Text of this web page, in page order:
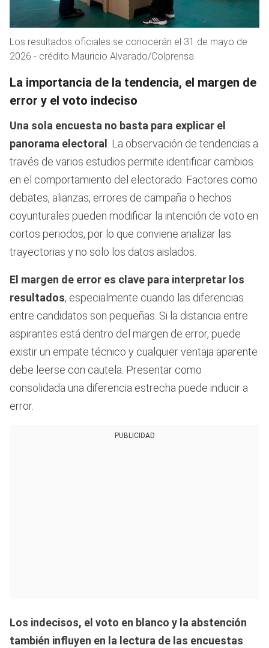
Los resultados oficiales se conocerán el 31 de mayo de
2026 - crédito Mauricio Alvarado/Colprensa
La importancia de la tendencia, el margen de
error y el voto indeciso
Una sola encuesta no basta para explicar el
panorama electoral
. La observación de tendencias a
través de varios estudios permite identificar cambios
en el comportamiento del electorado. Factores como
debates, alianzas, errores de campaña o hechos
coyunturales pueden modificar la intención de voto en
cortos periodos, por lo que conviene analizar las
trayectorias y no solo los datos aislados.
El margen de error es clave para interpretar los
resultados, especialmente cuando las diferencias
entre candidatos son pequeñas. Si la distancia entre
aspirantes está dentro del margen de error, puede
existir un empate técnico y cualquier ventaja aparente
debe leerse con cautela. Presentar como
consolidada una diferencia estrecha puede inducir a
error.
PUBLICIDAD
Los indecisos, el voto en blanco y la abstención
también influyen en la lectura de las encuestas